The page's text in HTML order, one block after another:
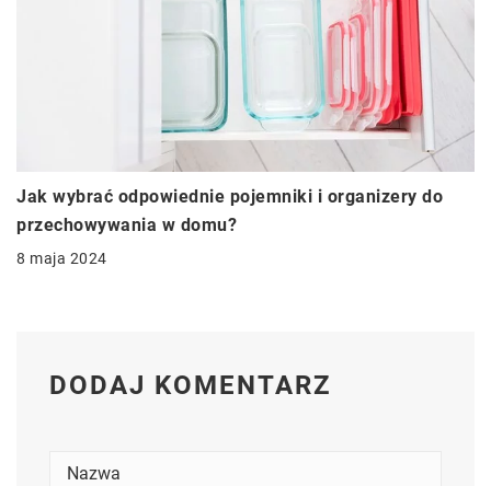
Jak wybrać odpowiednie pojemniki i organizery do
przechowywania w domu?
8 maja 2024
DODAJ KOMENTARZ